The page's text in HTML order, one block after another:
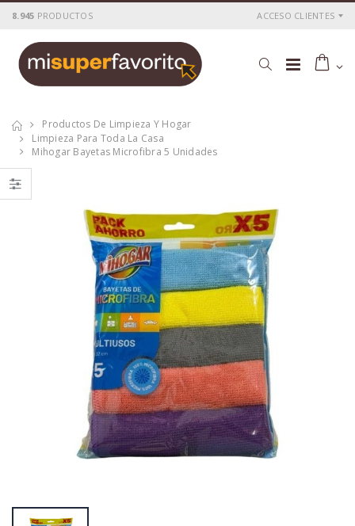
8.945 PRODUCTOS ACCESO CLIENTES
Productos De Limpieza Y Hogar
Limpieza Para Toda La Casa
Mihogar Bayetas Microfibra 5 Unidades
Mihogar bolsas
basura Autocierre
Perfumada 30L 15
ocio: 0,98€
: 1,70€
aguafuerte
Salfumant 1L
ocio: 0,97€
abitual : 1,45€
Mihogar bolsas
basura Perfumada
Verde 50L 10
unidades
PrecioS ocio : 1,23€
Precio Habitual : 1,90€
Mihogar bolsas de
basura 100L 10
unidades
Precio Socio: 1,22€
Precio H abitual: 1,60€